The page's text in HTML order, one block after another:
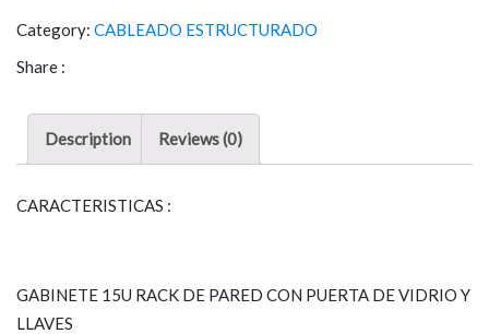
Category: CABLEADO ESTRUCTURADO
Share :
Description Reviews (0)
CARACTERISTICAS :
GABINETE 15U RACK DE PARED CON PUERTA DE VIDRIO Y
LLAVES